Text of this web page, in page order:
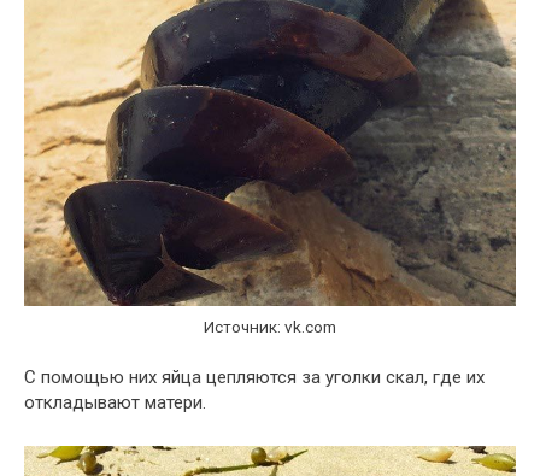
Источник: vk.com
С помощью них яйца цепляются за уголки скал, где их
откладывают матери.